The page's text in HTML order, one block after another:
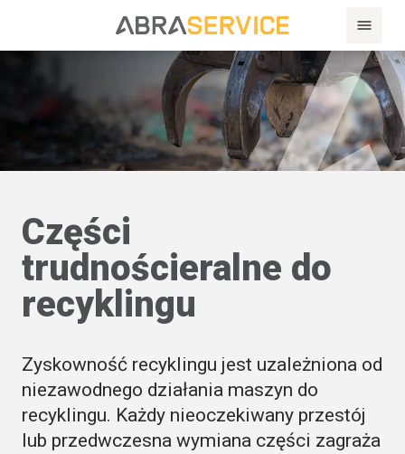
Części
trudnościeralne do
recyklingu
Zyskowność recyklingu jest uzależniona od
niezawodnego działania maszyn do
recyklingu. Każdy nieoczekiwany przestój
lub przedwczesna wymiana części zagraża